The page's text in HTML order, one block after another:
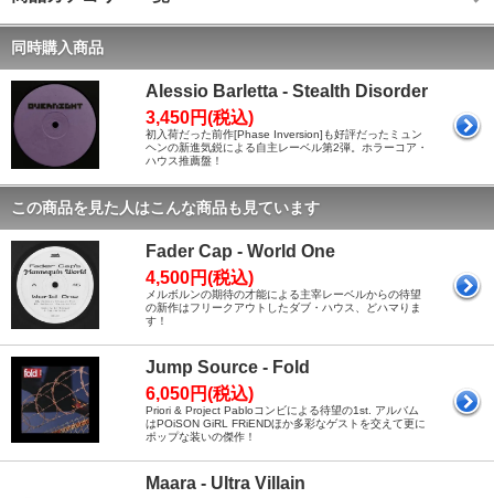
同時購入商品
Alessio Barletta - Stealth Disorder
3,450円(税込)
初入荷だった前作[Phase Inversion]も好評だったミュン
ヘンの新進気鋭による自主レーベル第2弾。ホラーコア・
ハウス推薦盤！
この商品を見た人はこんな商品も見ています
Fader Cap - World One
4,500円(税込)
メルボルンの期待の才能による主宰レーベルからの待望
の新作はフリークアウトしたダブ・ハウス、どハマりま
す！
Jump Source - Fold
6,050円(税込)
Priori & Project Pabloコンビによる待望の1st. アルバム
はPOiSON GiRL FRiENDほか多彩なゲストを交えて更に
ポップな装いの傑作！
Maara - Ultra Villain